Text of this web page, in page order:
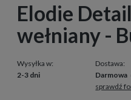
Elodie
wełniany -
Wysyłka w:
2-3 dni
Dostawa:
Darmowa
Cena nie zawierasprawdź